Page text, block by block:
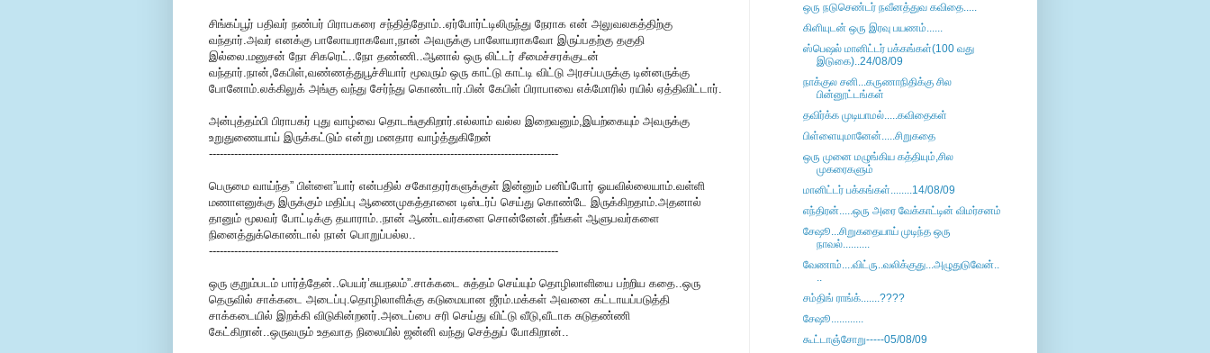
சிங்கப்பூர் பதிவர் நண்பர் பிராபகரை சந்தித்தோம்..ஏர்போர்ட்டிலிருந்து நேராக என் அலுவலகத்திற்கு
வந்தார்.அவர் எனக்கு பாலோயராகவோ,நான் அவருக்கு பாலோயராகவோ இருப்பதற்கு தகுதி
இல்லை.மனுசன் நோ சிகரெட்..நோ தண்ணி..ஆனால் ஒரு லிட்டர் சீமைச்சரக்குடன்
வந்தார்.நான்,கேபிள்,வண்ணத்துபூச்சியார் மூவரும் ஒரு காட்டு காட்டி விட்டு அரசப்பருக்கு டின்னருக்கு
போனோம்.லக்கிலுக் அங்கு வந்து சேர்ந்து கொண்டார்.பின் கேபிள் பிராபாவை எக்மோரில் ரயில் ஏத்திவிட்டார்.
அன்புத்தம்பி பிராபகர் புது வாழ்வை தொடங்குகிறார்.எல்லாம் வல்ல இறைவனும்,இயற்கையும் அவருக்கு
உறுதுணையாய் இருக்கட்டும் என்று மனதார வாழ்த்துகிறேன்
-------------------------------------------------------------------------------------------------
பெருமை வாய்ந்த” பிள்ளை”யார் என்பதில் சகோதரர்களுக்குள் இன்னும் பனிப்போர் ஓயவில்லையாம்.வள்ளி
மணாளனுக்கு இருக்கும் மதிப்பு ஆணைமுகத்தானை டிஸ்டர்ப் செய்து கொண்டே இருக்கிறதாம்.அதனால்
தானும் மூலவர் போட்டிக்கு தயாராம்..நான் ஆண்டவர்களை சொன்னேன்.நீங்கள் ஆளுபவர்களை
நினைத்துக்கொண்டால் நான் பொறுப்பல்ல..
-------------------------------------------------------------------------------------------------
ஒரு குறும்படம் பார்த்தேன்..பெயர்’சுயநலம்”.சாக்கடை சுத்தம் செய்யும் தொழிலாளியை பற்றிய கதை..ஒரு
தெருவில் சாக்கடை அடைப்பு.தொழிலாளிக்கு கடுமையான ஜீரம்.மக்கள் அவனை கட்டாயப்படுத்தி
சாக்கடையில் இறக்கி விடுகின்றனர்.அடைப்பை சரி செய்து விட்டு வீடு,வீடாக சுடுதண்ணி
கேட்கிறான்..ஒருவரும் உதவாத நிலையில் ஜன்னி வந்து செத்துப் போகிறான்..
ஒரு நடுசெண்டர் நவீனத்துவ கவிதை.....
கிளியுடன் ஒரு இரவு பயணம்......
ஸ்பெஷல் மானிட்டர் பக்கங்கள்(100 வது
இடுகை)..24/08/09
நாக்குல சனி...கருணாநிதிக்கு சில
பின்னூட்டங்கள்
தவிர்க்க முடியாமல்.....கவிதைகள்
பிள்ளையுமானேன்.....சிறுகதை
ஒரு முனை மழுங்கிய கத்தியும்,சில
முகரைகளும்
மானிட்டர் பக்கங்கள்........14/08/09
எந்திரன்.....ஒரு அரை வேக்காட்டின் விமர்சனம்
சேஷூ...சிறுகதையாய் முடிந்த ஒரு
நாவல்..........
வேணாம்....விட்ரு..வலிக்குது...அழுதுடுவேன்..
..
சம்திங் ராங்க்.......????
சேஷூ............
கூட்டாஞ்சோறு-----05/08/09